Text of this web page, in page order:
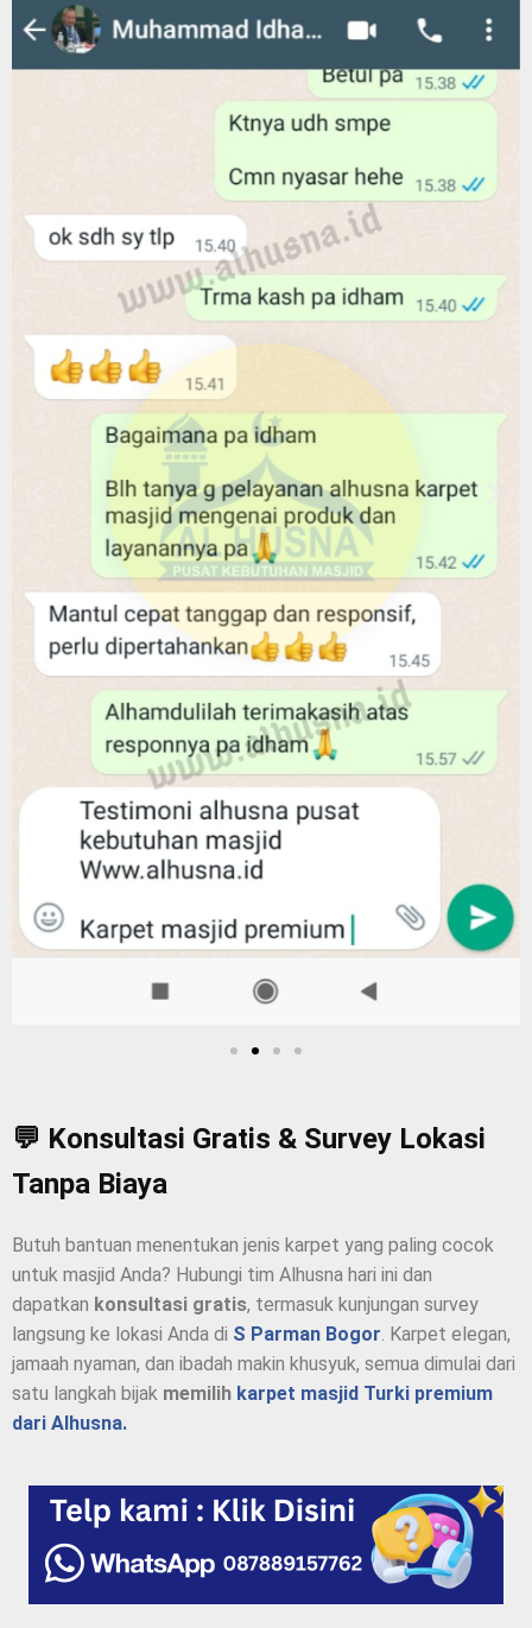
💬 Konsultasi Gratis & Survey Lokasi
Tanpa Biaya
Butuh bantuan menentukan jenis karpet yang paling cocok
untuk masjid Anda? Hubungi tim Alhusna hari ini dan
dapatkan konsultasi gratis, termasuk kunjungan survey
langsung ke lokasi Anda di S Parman Bogor. Karpet elegan,
jamaah nyaman, dan ibadah makin khusyuk, semua dimulai dari
satu langkah bijak memilih karpet masjid Turki premium
dari Alhusna.